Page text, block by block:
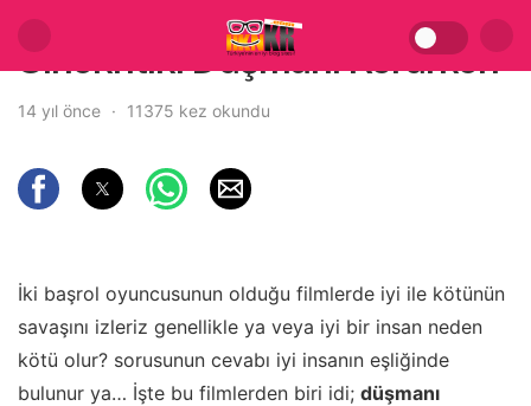
Sinekritik: Düşmanı Korurken
14 yıl önce 11375 kez okundu
İki başrol oyuncusunun olduğu filmlerde iyi ile kötünün
savaşını izleriz genellikle ya veya iyi bir insan neden
kötü olur? sorusunun cevabı iyi insanın eşliğinde
bulunur ya… İşte bu filmlerden biri idi; düşmanı